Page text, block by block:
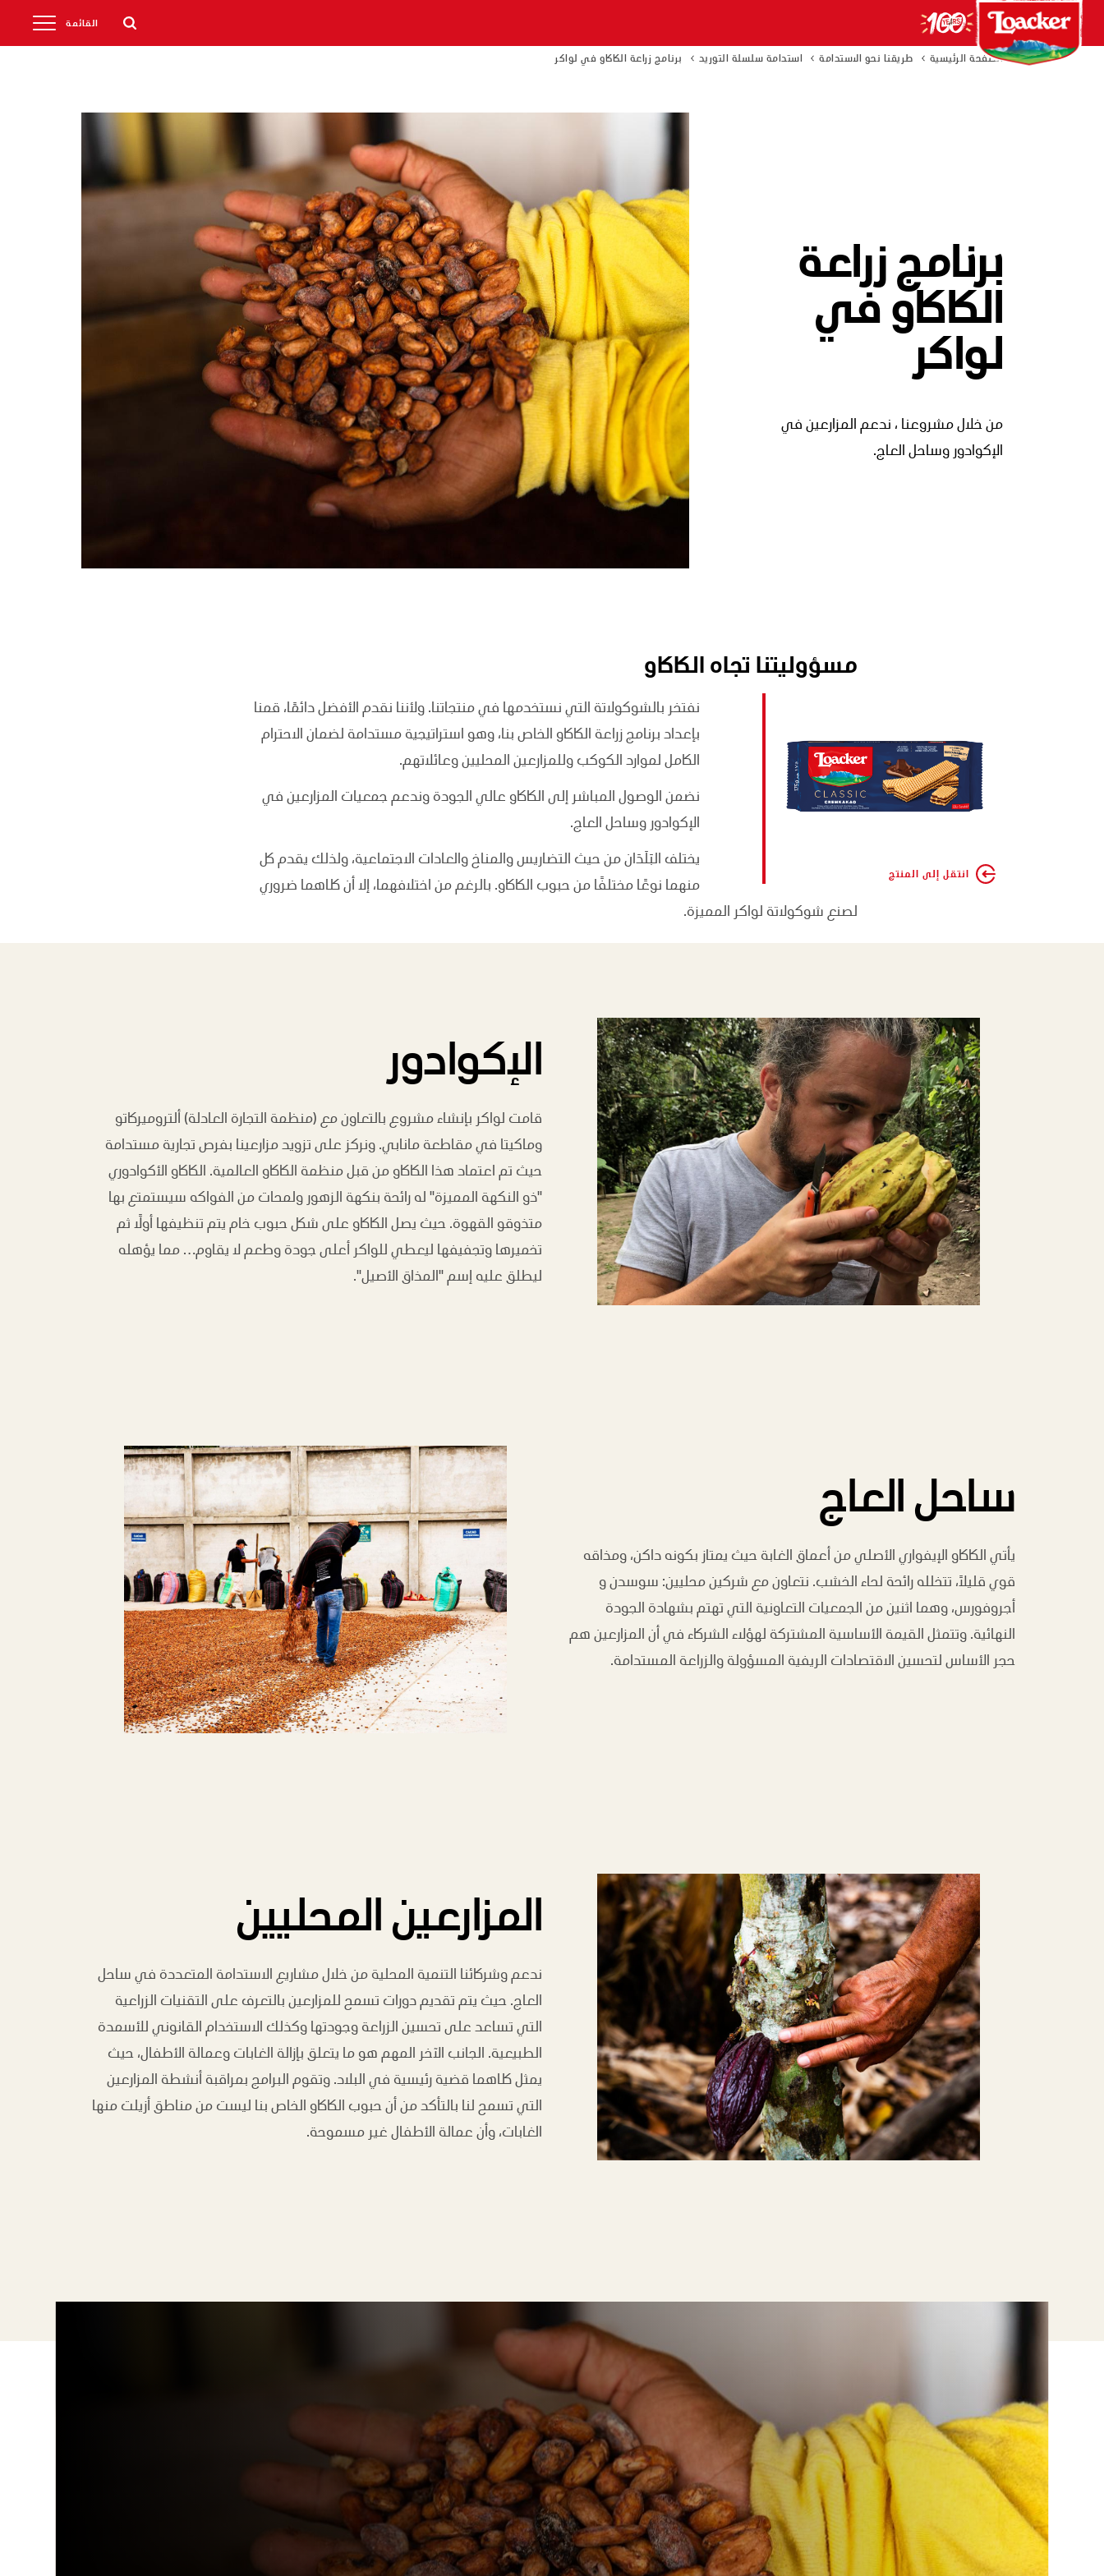
القائمة
الصفحة الرئيسية طريقنا نحو الاستدامة استدامة سلسلة التوريد برنامج زراعة الكاكاو في لواكر
برنامج زراعة
الكاكاو في
لواكر
من خلال مشروعنا ، ندعم المزارعين في
الإكوادور وساحل العاج.
مسؤوليتنا تجاه الكاكاو
انتقل إلى المنتج
نفتخر بالشوكولاتة التي نستخدمها في منتجاتنا. ولأننا نقدم الأفضل دائمًا، قمنا
بإعداد برنامج زراعة الكاكاو الخاص بنا، وهو استراتيجية مستدامة لضمان الاحترام
الكامل لموارد الكوكب وللمزارعين المحليين وعائلاتهم.
نضمن الوصول المباشر إلى الكاكاو عالي الجودة وندعم جمعيات المزارعين في
الإكوادور وساحل العاج.
يختلف البَلَدَان من حيث التضاريس والمناخ والعادات الاجتماعية، ولذلك يقدم كل
منهما نوعًا مختلفًا من حبوب الكاكاو. بالرغم من اختلافهما، إلا أن كلاهما ضروري
لصنع شوكولاتة لواكر المميزة.
الإكوادور
قامت لواكر بإنشاء مشروع بالتعاون مع (منظمة التجارة العادلة) ألتروميركاتو
وماكيتا في مقاطعة مانابي. ونركز على تزويد مزارعينا بفرص تجارية مستدامة
حيث تم اعتماد هذا الكاكاو من قبل منظمة الكاكاو العالمية. الكاكاو الأكوادوري
"ذو النكهة المميزة" له رائحة بنكهة الزهور ولمحات من الفواكه سيستمتع بها
متذوقو القهوة. حيث يصل الكاكاو على شكل حبوب خام يتم تنظيفها أولًا ثم
تخميرها وتجفيفها ليعطي للواكر أعلى جودة وطعم لا يقاوم… مما يؤهله
ليطلق عليه إسم "المذاق الأصيل".
ساحل العاج
يأتي الكاكاو الإيفواري الأصلي من أعماق الغابة حيث يمتاز بكونه داكن، ومذاقه
قوي قليلاً، تتخلله رائحة لحاء الخشب. نتعاون مع شركين محليين: سوسدن و
أجروفورس، وهما اثنين من الجمعيات التعاونية التي تهتم بشهادة الجودة
النهائية. وتتمثل القيمة الأساسية المشتركة لهؤلاء الشركاء في أن المزارعين هم
حجر الأساس لتحسين الاقتصادات الريفية المسؤولة والزراعة المستدامة.
المزارعين المحليين
ندعم وشركائنا التنمية المحلية من خلال مشاريع الاستدامة المتعددة في ساحل
العاج. حيث يتم تقديم دورات تسمح للمزارعين بالتعرف على التقنيات الزراعية
التي تساعد على تحسين الزراعة وجودتها وكذلك الاستخدام القانوني للأسمدة
الطبيعية. الجانب الآخر المهم هو ما يتعلق بإزالة الغابات وعمالة الأطفال، حيث
يمثل كلاهما قضية رئيسية في البلاد. وتقوم البرامج بمراقبة أنشطة المزارعين
التي تسمح لنا بالتأكد من أن حبوب الكاكاو الخاص بنا ليست من مناطق أزيلت منها
الغابات، وأن عمالة الأطفال غير مسموحة.